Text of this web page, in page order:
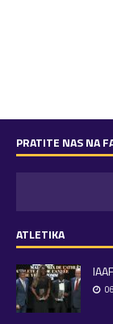
PRATITE NAS NA
ATLETIKA